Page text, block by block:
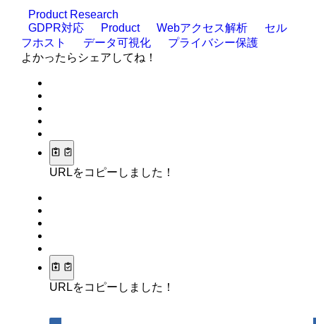
Product Research
GDPR対応
Product Webアクセス解析
セル
フホスト
データ可視化
プライバシー保護
よかったらシェアしてね！
URLをコピーしました！
URLをコピーしました！